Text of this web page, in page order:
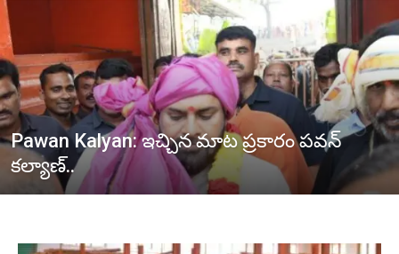
Pawan Kalyan: ఇచ్చిన మాట ప్రకారం పవన్
కల్యాణ్..